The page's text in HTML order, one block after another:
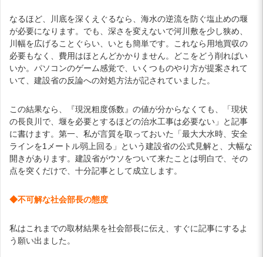
なるほど、川底を深くえぐるなら、海水の逆流を防ぐ塩止めの堰
が必要になります。でも、深さを変えないで河川敷を少し狭め、
川幅を広げることぐらい、いとも簡単です。これなら用地買収の
必要もなく、費用はほとんどかかりません。どこをどう削ればい
いか。パソコンのゲーム感覚で、いくつものやり方が提案されて
いて、建設省の反論への対処方法が記されていました。
この結果なら、『現況粗度係数』の値が分からなくても、「現状
の長良川で、堰を必要とするほどの治水工事は必要ない」と記事
に書けます。第一、私が言質を取っておいた「最大大水時、安全
ラインを1メートル弱上回る」という建設省の公式見解と、大幅な
開きがあります。建設省がウソをついて来たことは明白で、その
点を突くだけで、十分記事として成立します。
◆不可解な社会部長の態度
私はこれまでの取材結果を社会部長に伝え、すぐに記事にするよ
う願い出ました。